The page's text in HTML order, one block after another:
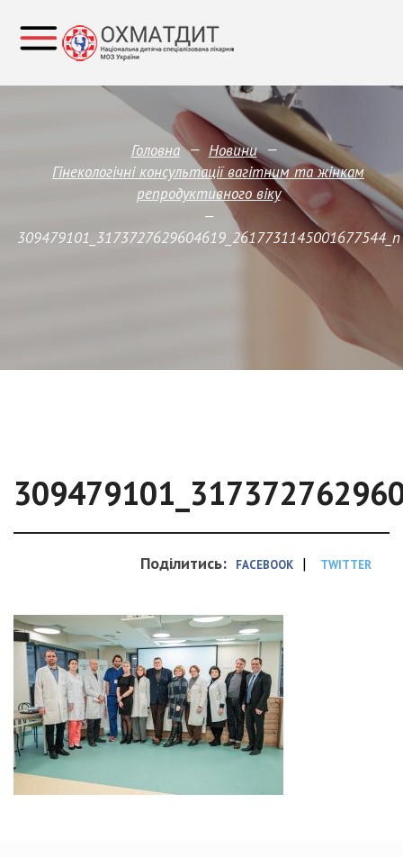
Головна — Новини —
Гінекологічні консультації вагітним та жінкам
репродуктивного віку
—
309479101_3173727629604619_2617731145001677544_n
Поділитись: FACEBOOK | TWITTER